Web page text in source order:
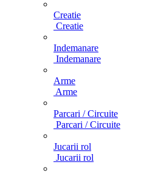
Creatie
Creatie
Indemanare
Indemanare
Arme
Arme
Parcari / Circuite
Parcari / Circuite
Jucarii rol
Jucarii rol